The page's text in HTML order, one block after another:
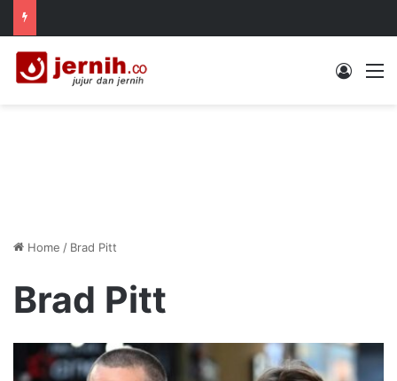
Log In
Home / Brad Pitt
Brad Pitt